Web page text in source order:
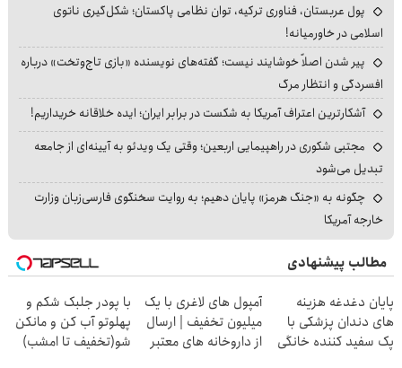
پول عربستان، فناوری ترکیه، توان نظامی پاکستان؛ شکل‌گیری ناتوی
اسلامی در خاورمیانه!
پیر شدن اصلاً خوشایند نیست؛ گفته‌های نویسنده «بازی تاج‌وتخت» درباره
افسردگی و انتظار مرگ
آشکارترین اعتراف آمریکا به شکست در برابر ایران؛ ایده خلاقانه خریداریم!
مجتبی شکوری در راهپیمایی اربعین؛ وقتی یک ویدئو به آیینه‌ای از جامعه
تبدیل می‌شود
چگونه به «جنگ هرمز» پایان دهیم؛ به روایت سخنگوی فارسی‌زبان وزارت
خارجه آمریکا
مطالب پیشنهادی
پایان دغدغه هزینه
های دندان پزشکی با
پک سفید کننده خانگی
آمپول های لاغری با یک
میلیون تخفیف | ارسال
از داروخانه های معتبر
با پودر جلبک شکم و
پهلوتو آب کن و مانکن
شو(تخفیف تا امشب)